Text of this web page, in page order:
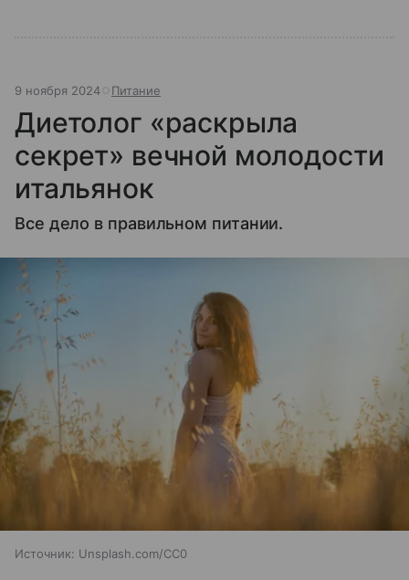
9 ноября 2024 Питание
Диетолог «раскрыла
секрет» вечной молодости
итальянок
Все дело в правильном питании.
Источник: Unsplash.com/CC0